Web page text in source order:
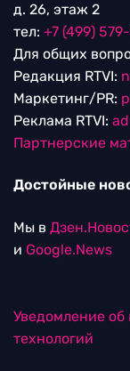
д. 26, этаж 2
тел: +7 (499)
Для общих
Редакция RTVI:
Маркетинг/PR:
Реклама RTVI:
Партнерские
Достойные
Мы в
и Google.News
Уведомление об
технологий